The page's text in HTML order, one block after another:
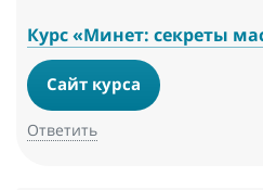
Курс «Минет: секреты
Сайт курса
Ответить